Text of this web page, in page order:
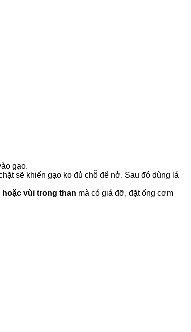
gạo.
sẽ khiến gạo ko đủ chỗ để nở. Sau đó dùng lá
hoặc vùi trong than mà có giá đỡ, đặt ống cơm